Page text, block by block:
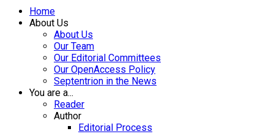
Home
About Us
About Us
Our Team
Our Editorial Committees
Our OpenAccess Policy
Septentrion in the News
You are a...
Reader
Author
Editorial Process